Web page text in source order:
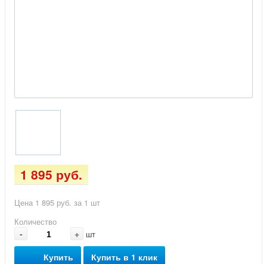
1 895 руб.
Цена 1 895 руб. за 1 шт
Количество
- + шт
Купить Купить в 1 клик